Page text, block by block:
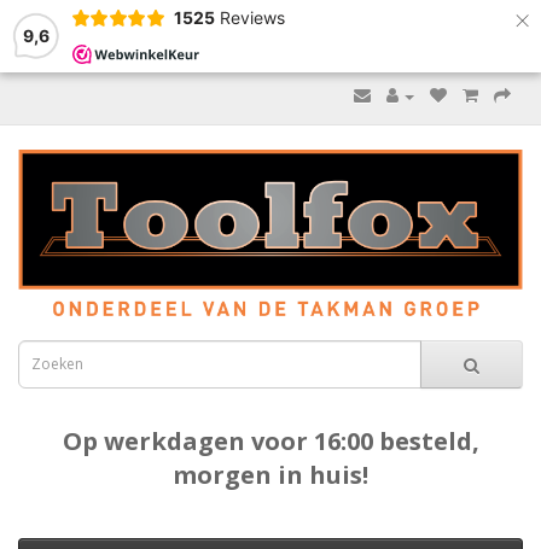
9,6
1525 Reviews ×
Op werkdagen voor 16:00 besteld,
morgen in huis!